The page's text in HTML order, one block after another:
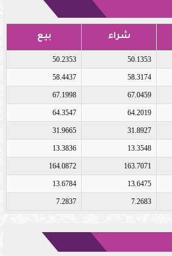
شراء بيع
50.1353
50.2353
58.3174
58.4437
67.0459
67.1998
64.2019
64.3547
31.8927
31.9665
13.3548
13.3836
163.7071
164.0872
13.6475
13.6784
7.2683
7.2837